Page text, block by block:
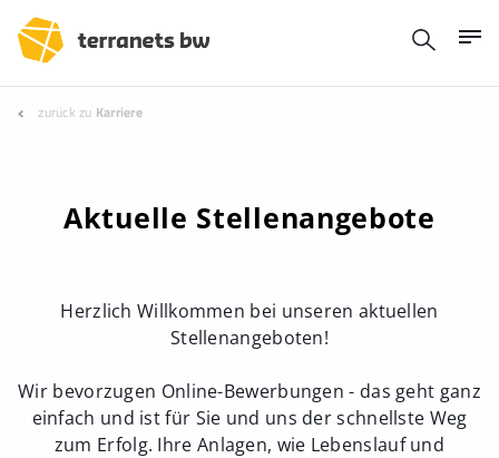
zurück zu Karriere
Aktuelle Stellenangebote
Herzlich Willkommen bei unseren aktuellen
Stellenangeboten!
Wir bevorzugen Online-Bewerbungen - das geht ganz
einfach und ist für Sie und uns der schnellste Weg
zum Erfolg. Ihre Anlagen, wie Lebenslauf und